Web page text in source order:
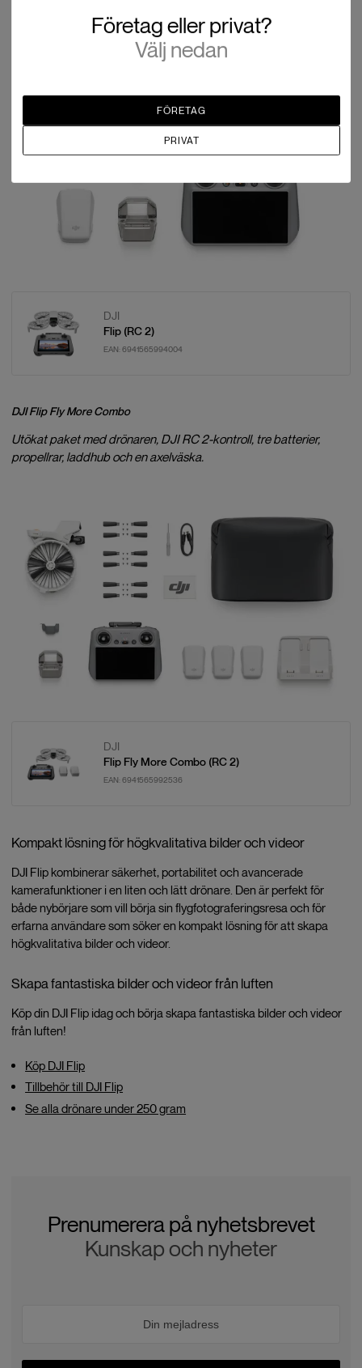
DJI
Flip (RC 2)
EAN: 6941565994004
DJI Flip Fly More Combo
Utökat paket med drönaren, DJI RC 2-kontroll, tre batterier,
propellrar, laddhub och en axelväska.
DJI
Flip Fly More Combo (RC 2)
EAN: 6941565992536
Kompakt lösning för högkvalitativa bilder och videor
DJI Flip kombinerar säkerhet, portabilitet och avancerade
kamerafunktioner i en liten och lätt drönare. Den är perfekt för
både nybörjare som vill börja sin flygfotograferingsresa och för
erfarna användare som söker en kompakt lösning för att skapa
högkvalitativa bilder och videor.
Skapa fantastiska bilder och videor från luften
Köp din DJI Flip idag och börja skapa fantastiska bilder och videor
från luften!
Köp DJI Flip
Tillbehör till DJI Flip
Se alla drönare under 250 gram
Prenumerera på nyhetsbrevet
Kunskap och nyheter
Företag eller privat?
Välj nedan
FÖRETAG
PRIVAT